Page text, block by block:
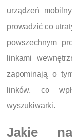
urządzeń
prowadzić do
powszechnym
linkami
zapominają o
linków, co
wyszukiwarki.
Jakie